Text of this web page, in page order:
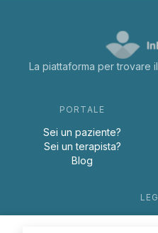
La piattaforma per trovare
PORTALE
Sei un paziente?
Sei un terapista?
Blog